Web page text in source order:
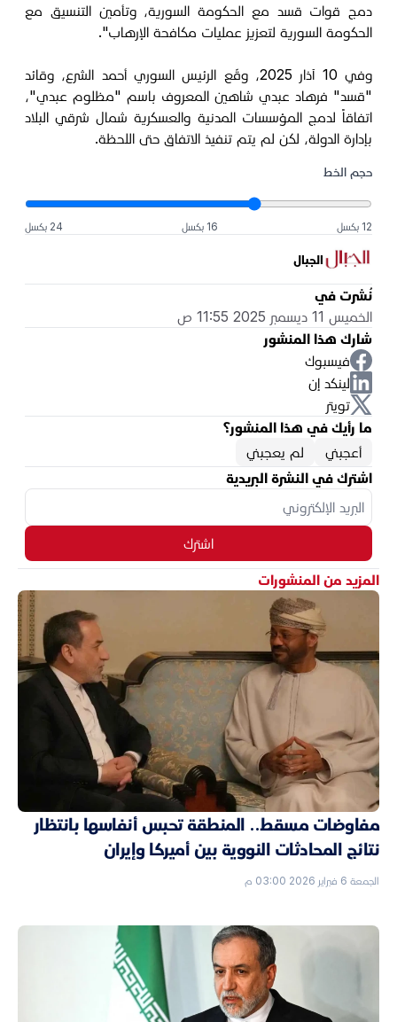
دمج قوات قسد مع الحكومة السورية، وتأمين التنسيق مع
الحكومة السورية لتعزيز عمليات مكافحة الإرهاب".
وفي 10 آذار 2025، وقّع الرئيس السوري أحمد الشرع، وقائد
"قسد" فرهاد عبدي شاهين المعروف باسم "مظلوم عبدي"،
اتفاقاً لدمج المؤسسات المدنية والعسكرية شمال شرقي البلاد
بإدارة الدولة، لكن لم يتم تنفيذ الاتفاق حتى اللحظة.
حجم الخط
12 بكسل 16 بكسل 24 بكسل
الجبال
نُشرت في
الخميس 11 ديسمبر 2025 11:55 ص
شارك هذا المنشور
فيسبوك
لينكد إن
تويتر
ما رأيك في هذا المنشور؟
أعجبني
لم يعجبني
اشترك في النشرة البريدية
اشترك
المزيد من المنشورات
مفاوضات مسقط.. المنطقة تحبس أنفاسها بانتظار
نتائج المحادثات النووية بين أميركا وإيران
الجمعة 6 فبراير 2026 03:00 م